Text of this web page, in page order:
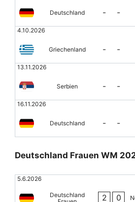
Deutschland - -
4.10.2026
Griechenland - -
13.11.2026
Serbien - -
16.11.2026
Deutschland - -
Deutschland Frauen WM
5.6.2026
Deutschland
2 0